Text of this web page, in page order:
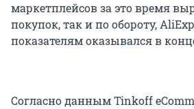
маркетплейсов за это время
покупок, так и по обороту,
показателям оказывался в
Согласно данным Tinkoff